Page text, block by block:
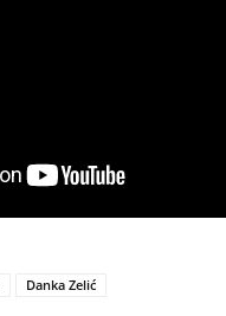
Danka Zelić